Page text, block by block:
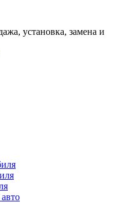
установка, замена и